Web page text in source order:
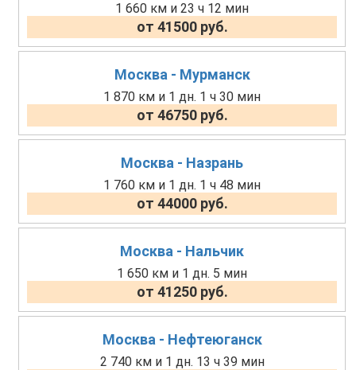
1 660 км и 23 ч 12 мин
от 41500 руб.
Москва - Мурманск
1 870 км и 1 дн. 1 ч 30 мин
от 46750 руб.
Москва - Назрань
1 760 км и 1 дн. 1 ч 48 мин
от 44000 руб.
Москва - Нальчик
1 650 км и 1 дн. 5 мин
от 41250 руб.
Москва - Нефтеюганск
2 740 км и 1 дн. 13 ч 39 мин